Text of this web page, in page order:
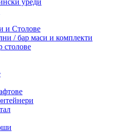
и Столове
/ бар маси и комплекти
столове